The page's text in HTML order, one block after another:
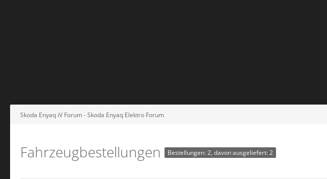
Skoda Enyaq iV Forum - Skoda Enyaq Elektro Forum
Fahrzeugbestellungen Bestellungen: 2, davon ausgeliefert: 2